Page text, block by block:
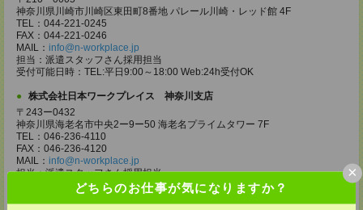
どちらのお仕事が気になりますか？
×
神奈川県川崎市川崎区東田町8番地 パレール川崎・レッド館 4F
TEL：044-221-0245
FAX：044-221-0246
MAIL： info@n-workplace.jp
担当：派遣スタッフさん採用担当
受付可能日時：TEL:平日9:00～18:00 Web:24h受付OK
株式会社日本ワークプレイス 神奈川支店
〒243ー0432
神奈川県海老名市中央2ー9ー50 海老名プライムタワー 7F
TEL：046-236-4110
FAX：046-236-4120
MAIL： info@n-workplace.jp
担当：派遣スタッフさん採用担当
受付可能日時：TEL:平日9:00～18:00 Web:24h受付OK